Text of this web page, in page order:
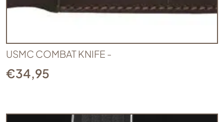
USMC COMBAT KNIFE -
€34,95